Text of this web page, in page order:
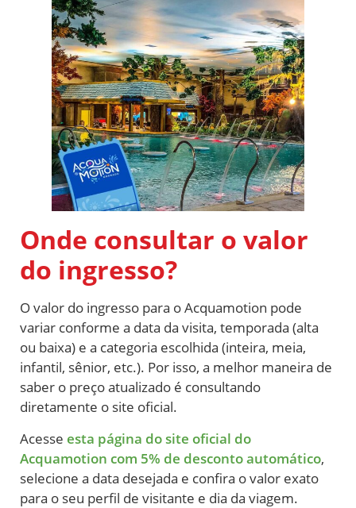
Onde consultar o valor
do ingresso?
O valor do ingresso para o Acquamotion pode
variar conforme a data da visita, temporada (alta
ou baixa) e a categoria escolhida (inteira, meia,
infantil, sênior, etc.). Por isso, a melhor maneira de
saber o preço atualizado é consultando
diretamente o site oficial.
Acesse esta página do site oficial do
Acquamotion com 5% de desconto automático,
selecione a data desejada e confira o valor exato
para o seu perfil de visitante e dia da viagem.